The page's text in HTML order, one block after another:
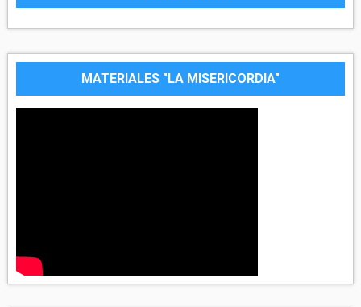
MATERIALES "LA MISERICORDIA"